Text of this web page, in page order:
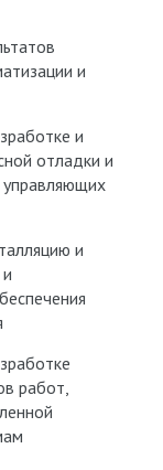
и
и
отладки и
и
работ,